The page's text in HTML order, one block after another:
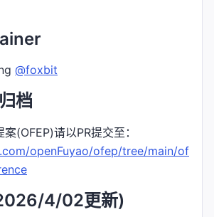
@foxbit
档
(OFEP)请以PR提交至：
openFuyao/ofep/tree/main/of
4/02更新)